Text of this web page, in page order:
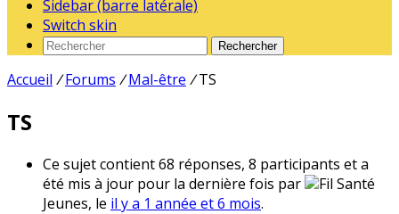
Sidebar (barre latérale)
Switch skin
Rechercher
Accueil / Forums / Mal-être / TS
TS
Ce sujet contient 68 réponses, 8 participants et a
été mis à jour pour la dernière fois par
Fil Santé
Jeunes, le il y a 1 année et 6 mois.